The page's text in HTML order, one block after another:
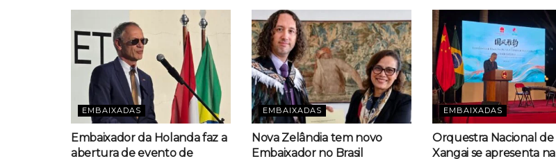
EMBAIXADAS
Embaixador da Holanda faz a
abertura de evento de
EMBAIXADAS
Nova Zelândia tem novo
Embaixador no Brasil
EMBAIXADAS
Orquestra Nacional de
Xangai se apresenta na